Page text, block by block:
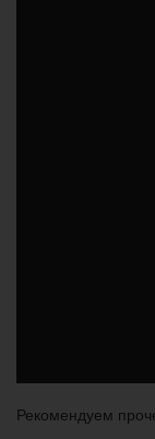
Рекомендуем